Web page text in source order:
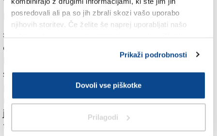
posredovali ali pa so jih zbrali skozi vašo uporabo
njihovih storitev. Če želite še naprej uporabljati našo
Prikaži podrobnosti
Dovoli vse piškotke
Prilagodi
Preizkus sodelovanja
»Vaja je pomembna priložnost za konkreten preizkus
čezmejnega sodelovanja in za utrditev operativnih
kompetenc, potrebnih za soočanje z izzivi, s katerimi
se naša območja vse pogosteje srečujejo,« je včeraj
poudaril novogoriški župan Samo Turel, medtem ko je
njegov goriški kolega Rodolfo Ziberna opozoril, da se
je med požari na Krasu leta 2022 izkazalo, kako je v
teh primerih pomembno čezmejno sodelovanje.